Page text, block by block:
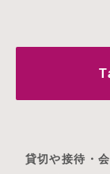
貸切や接待・